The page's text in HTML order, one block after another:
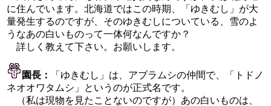
に住んでいます。北海道ではこの時期、「ゆきむし」が大
量発生するのですが、そのゆきむしについている、雪のよ
うなあの白いものって一体何なんですか？
詳しく教えて下さい。お願いします。
園長：
「ゆきむし」は、アブラムシの仲間で、「トドノ
ネオオワタムシ」というのが正式名です。
（私は現物を見たことないのですが）あの白いものは、